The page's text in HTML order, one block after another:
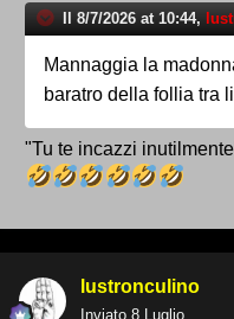
Il 8/7/2026 at 10:44,
Mannaggia la
baratro della follia tra
"Tu te incazzi
lustronculino
Inviato 8 Luglio